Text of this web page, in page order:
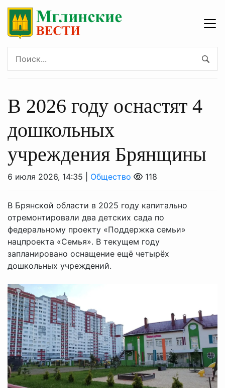
В 2026 году оснастят 4
дошкольных
учреждения Брянщины
6 июля 2026, 14:35 | Общество 118
В Брянской области в 2025 году капитально
отремонтировали два детских сада по
федеральному проекту «Поддержка семьи»
нацпроекта «Семья». В текущем году
запланировано оснащение ещё четырёх
дошкольных учреждений.